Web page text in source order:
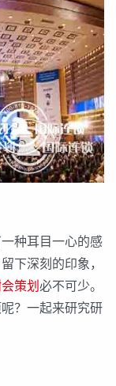
种耳目一心的感
下深刻的印象，
策划必不可少。
？一起来研究研